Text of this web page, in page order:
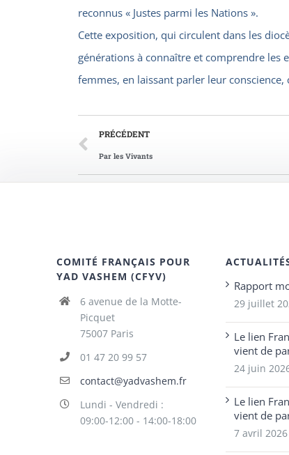
reconnus « Justes parmi les Nations ».
Cette exposition, qui circulent dans les
générations à connaître et comprendre les
femmes, en laissant parler leur
PRÉCÉDENT
Par les Vivants
COMITÉ FRANÇAIS POUR
YAD VASHEM (CFYV)
6 avenue de la Motte-
Picquet
75007 Paris
01 47 20 99 57
contact@yadvashem.fr
Lundi - Vendredi :
09:00-12:00 - 14:00-18:00
Rapport
29 juillet
Le lien
vient de
24 juin
Le lien
vient de
7 avril 2026